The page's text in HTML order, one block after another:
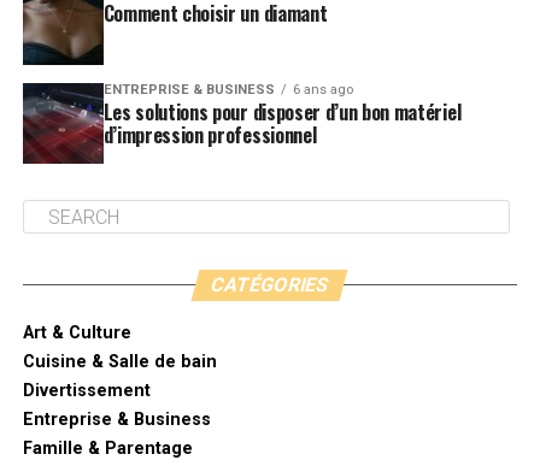
Comment choisir un diamant
ENTREPRISE & BUSINESS 6 ans ago
Les solutions pour disposer d’un bon matériel
d’impression professionnel
CATÉGORIES
Art & Culture
Cuisine & Salle de bain
Divertissement
Entreprise & Business
Famille & Parentage